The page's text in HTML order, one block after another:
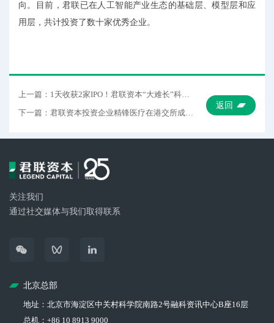
向。目前，君联已在人工智能产业生态的基础层、模型层和应
用层，共计投资了数十家优秀企业。
返回
上一篇：1天收获2家IPO！君联资本“大难长”科创投资进入验证时刻
下一篇：君联资本投资企业精锋医疗在港交所成功上市
关注我们
通过社交媒体与我们取得联系
北京总部
地址：北京市海淀区中关村科学院南路2号融科资讯中心B座16层
总机：+86 10 8913 9000